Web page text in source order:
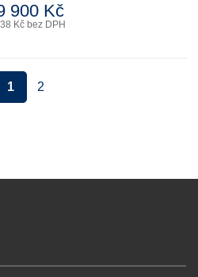
900 Kč
Kč bez DPH
1 2